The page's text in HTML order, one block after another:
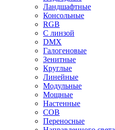
Ландшафтные
Консольные
RGB
С линзой
DMX
Галогеновые
Зенитные
Круглые
Линейные
Модульные
Мощные
Настенные
COB
Переносные